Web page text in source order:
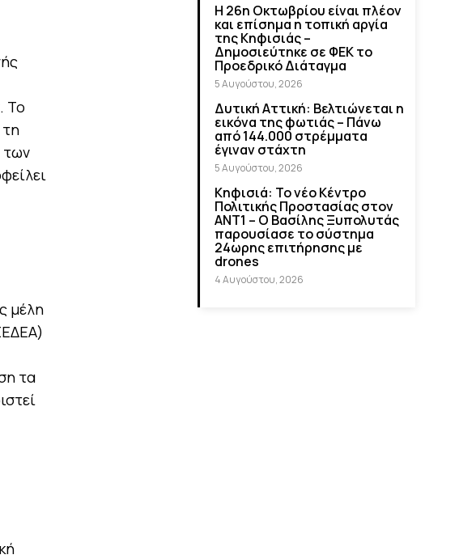
Το
τη
των
μέλη
τα
Η 26η Οκτωβρίου είναι πλέον
και επίσημα η τοπική αργία
της Κηφισιάς –
Δημοσιεύτηκε σε ΦΕΚ το
Προεδρικό Διάταγμα
5 Αυγούστου, 2026
Δυτική Αττική: Βελτιώνεται η
εικόνα της φωτιάς – Πάνω
από 144.000 στρέμματα
έγιναν στάχτη
5 Αυγούστου, 2026
Κηφισιά: Το νέο Κέντρο
Πολιτικής Προστασίας στον
ΑΝΤ1 – Ο Βασίλης Ξυπολυτάς
παρουσίασε το σύστημα
24ωρης επιτήρησης με
drones
4 Αυγούστου, 2026